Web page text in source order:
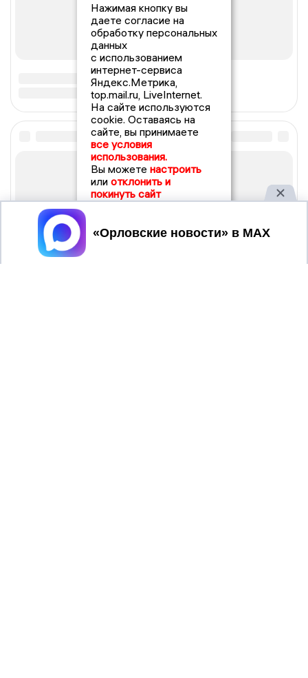
Нажимая кнопку вы
даете согласие на
обработку персональных
данных
с использованием
интернет-сервиса
Яндекс.Метрика,
top.mail.ru, LiveInternet.
На сайте используются
cookie. Оставаясь на
сайте, вы принимаете
все условия
использования.
Вы можете настроить
или отклонить и
покинуть сайт
Принять